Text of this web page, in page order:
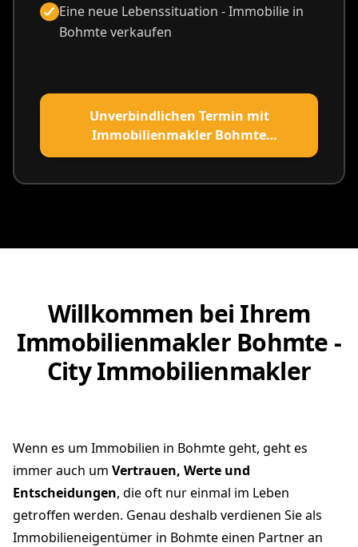
Eine neue Lebenssituation - Immobilie in
Bohmte verkaufen
Unverbindlichen Termin mit
Immobilienmakler Bohmte
vereinbaren
Willkommen bei Ihrem
Immobilienmakler Bohmte -
City Immobilienmakler
Wenn es um Immobilien in Bohmte geht, geht es
immer auch um Vertrauen, Werte und
Entscheidungen, die oft nur einmal im Leben
getroffen werden. Genau deshalb verdienen Sie als
Immobilieneigentümer in Bohmte einen Partner an